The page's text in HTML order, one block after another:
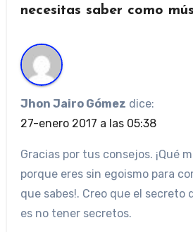
necesitas saber como
Jhon Jairo Gómez dice:
27-enero 2017 a las 05:38
Gracias por tus consejos. ¡Qué
porque eres sin egoismo para
que sabes!. Creo que el secreto
es no tener secretos.